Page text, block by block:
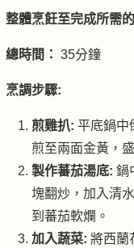
整體烹飪至完成所需的
總時間： 35分鐘
烹調步驟:
煎雞扒: 平底鍋中
煎至兩面金黃，
製作蕃茄湯底: 鍋
塊翻炒，加入清
到蕃茄軟爛。
加入蔬菜: 將西蘭